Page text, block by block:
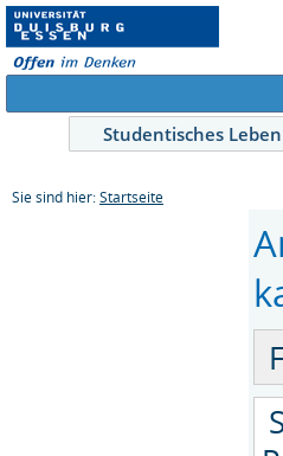
Studentisches Leben
Sie sind hier: Startseite